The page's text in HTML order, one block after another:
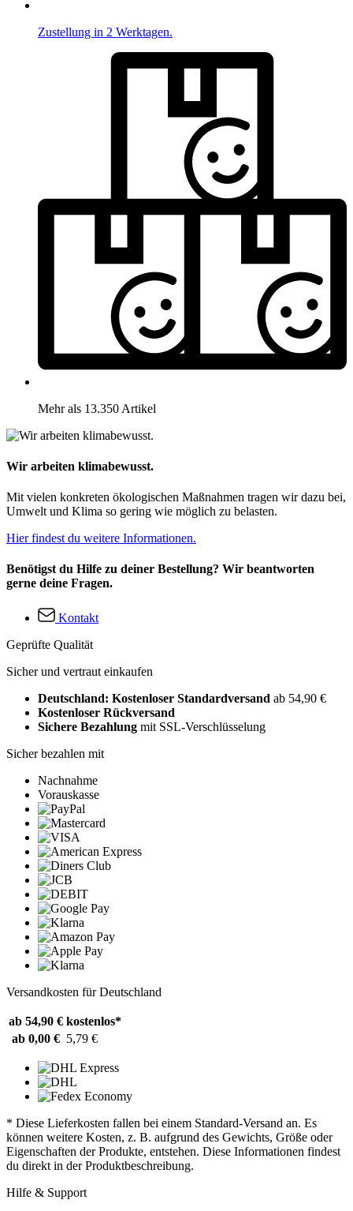
Zustellung in 2 Werktagen.
Mehr als 13.350 Artikel
Wir arbeiten klimabewusst.
Mit vielen konkreten ökologischen Maßnahmen tragen wir dazu bei,
Umwelt und Klima so gering wie möglich zu belasten.
Hier findest du weitere Informationen.
Benötigst du Hilfe zu deiner Bestellung? Wir beantworten
gerne deine Fragen.
Kontakt
Geprüfte Qualität
Sicher und vertraut einkaufen
Deutschland: Kostenloser Standardversand ab 54,90 €
Kostenloser Rückversand
Sichere Bezahlung mit SSL-Verschlüsselung
Sicher bezahlen mit
Nachnahme
Vorauskasse
Versandkosten für Deutschland
ab 54,90 € kostenlos*
ab 0,00 € 5,79 €
* Diese Lieferkosten fallen bei einem Standard-Versand an. Es
können weitere Kosten, z. B. aufgrund des Gewichts, Größe oder
Eigenschaften der Produkte, entstehen. Diese Informationen findest
du direkt in der Produktbeschreibung.
Hilfe & Support